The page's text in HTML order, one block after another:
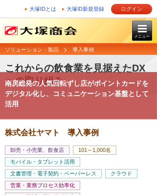
大塚IDとは 大塚ID新規登録 ログイン
メニュー
ソリューション・製品 導入事例
これからの飲食業を見据えたDX
への取り組み
南房総発の人気回転ずし店がポイントカードを
デジタル化し、コミュニケーション基盤として
活用
株式会社ヤマト 導入事例
卸売・小売業、飲食店
101～1,000名
モバイル・タブレット活用
文書管理・電子契約・ペーパーレス
クラウド
営業・業務プロセス効率化